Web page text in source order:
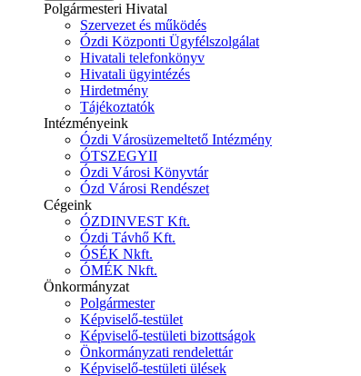
Polgármesteri Hivatal
Szervezet és működés
Ózdi Központi Ügyfélszolgálat
Hivatali telefonkönyv
Hivatali ügyintézés
Hirdetmény
Tájékoztatók
Intézményeink
Ózdi Városüzemeltető Intézmény
ÓTSZEGYII
Ózdi Városi Könyvtár
Ózd Városi Rendészet
Cégeink
ÓZDINVEST Kft.
Ózdi Távhő Kft.
ÓSÉK Nkft.
ÓMÉK Nkft.
Önkormányzat
Polgármester
Képviselő-testület
Képviselő-testületi bizottságok
Önkormányzati rendelettár
Képviselő-testületi ülések